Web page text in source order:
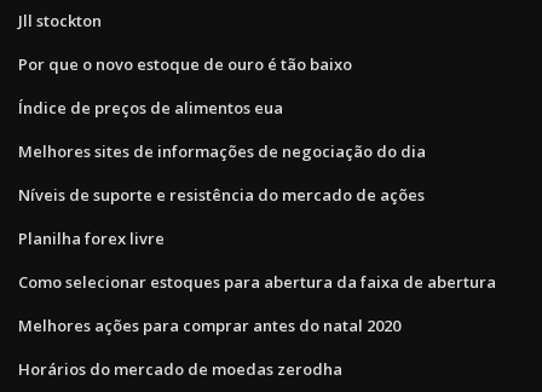
Jll stockton
Por que o novo estoque de ouro é tão baixo
Índice de preços de alimentos eua
Melhores sites de informações de negociação do dia
Níveis de suporte e resistência do mercado de ações
Planilha forex livre
Como selecionar estoques para abertura da faixa de abertura
Melhores ações para comprar antes do natal 2020
Horários do mercado de moedas zerodha